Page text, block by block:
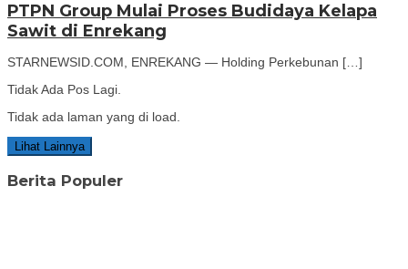
PTPN Group Mulai Proses Budidaya Kelapa
Sawit di Enrekang
STARNEWSID.COM, ENREKANG — Holding Perkebunan […]
Tidak Ada Pos Lagi.
Tidak ada laman yang di load.
Lihat Lainnya
Berita Populer